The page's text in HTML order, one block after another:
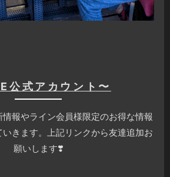
公式アカウント〜
報やライン会員様限定のお得な情報
きます。上記リンクから友達追加お
願いします❣️